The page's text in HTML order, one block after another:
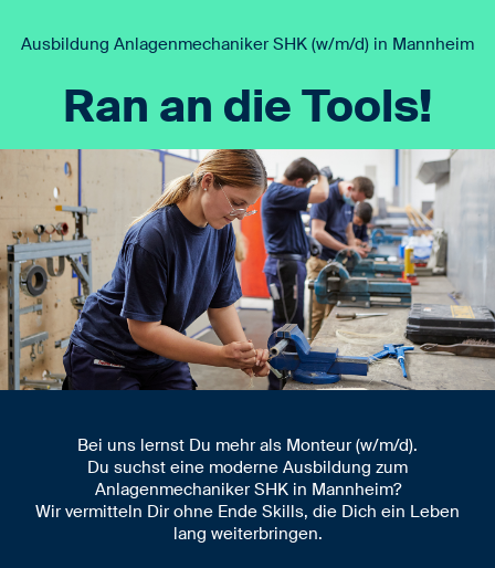
Ausbildung Anlagenmechaniker SHK (w/m/d) in Mannheim
Ran an die Tools!
Bei uns lernst Du mehr als Monteur (w/m/d).
Du suchst eine moderne Ausbildung zum
Anlagenmechaniker SHK in Mannheim?
Wir vermitteln Dir ohne Ende Skills, die Dich ein Leben
lang weiterbringen.